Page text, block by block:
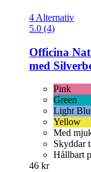
4 Alternativ
5.0 (4)
Officina
med
Pink
Green
Light
Yellow
Med
Skyddar
Hållbart
46 kr